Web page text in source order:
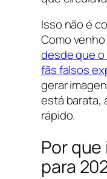
Isso não é
Como venho
desde que
fãs falsos
gerar
está barata,
rápido.
Por
para